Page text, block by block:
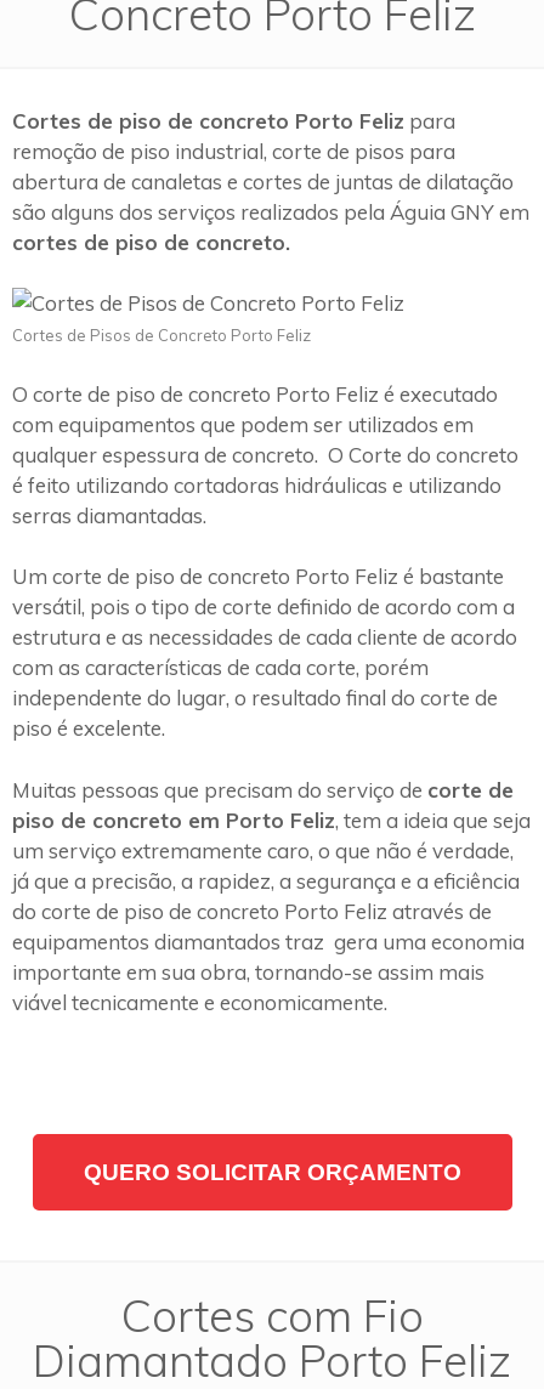
Concreto Porto Feliz
Cortes de piso de concreto Porto Feliz para
remoção de piso industrial, corte de pisos para
abertura de canaletas e cortes de juntas de dilatação
são alguns dos serviços realizados pela Águia GNY em
cortes de piso de concreto.
Cortes de Pisos de Concreto Porto Feliz
O corte de piso de concreto Porto Feliz é executado
com equipamentos que podem ser utilizados em
qualquer espessura de concreto. O Corte do concreto
é feito utilizando cortadoras hidráulicas e utilizando
serras diamantadas.
Um corte de piso de concreto Porto Feliz é bastante
versátil, pois o tipo de corte definido de acordo com a
estrutura e as necessidades de cada cliente de acordo
com as características de cada corte, porém
independente do lugar, o resultado final do corte de
piso é excelente.
Muitas pessoas que precisam do serviço de corte de
piso de concreto em Porto Feliz, tem a ideia que seja
um serviço extremamente caro, o que não é verdade,
já que a precisão, a rapidez, a segurança e a eficiência
do corte de piso de concreto Porto Feliz através de
equipamentos diamantados traz gera uma economia
importante em sua obra, tornando-se assim mais
viável tecnicamente e economicamente.
QUERO SOLICITAR ORÇAMENTO
Cortes com Fio
Diamantado Porto Feliz